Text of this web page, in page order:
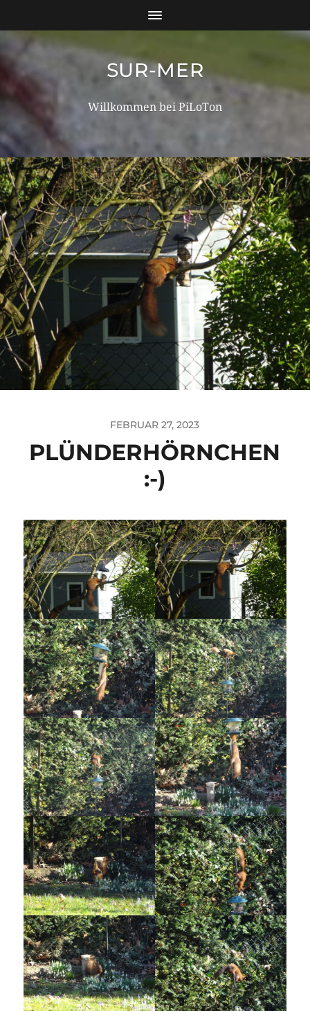
SUR-MER
Willkommen bei PiLoTon
FEBRUAR 27, 2023
PLÜNDERHÖRNCHEN
:-)